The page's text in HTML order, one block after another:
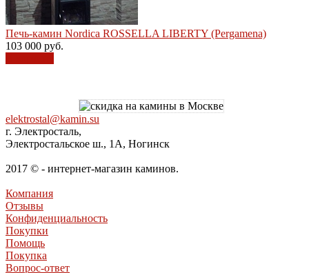
Печь-камин Nordica ROSSELLA LIBERTY (Pergamena)
103 000 руб.
elektrostal@kamin.su
г. Электросталь,
Электростальское ш., 1А, Ногинск
2017 © - интернет-магазин каминов.
Компания
Отзывы
Конфиденциальность
Покупки
Помощь
Покупка
Вопрос-ответ